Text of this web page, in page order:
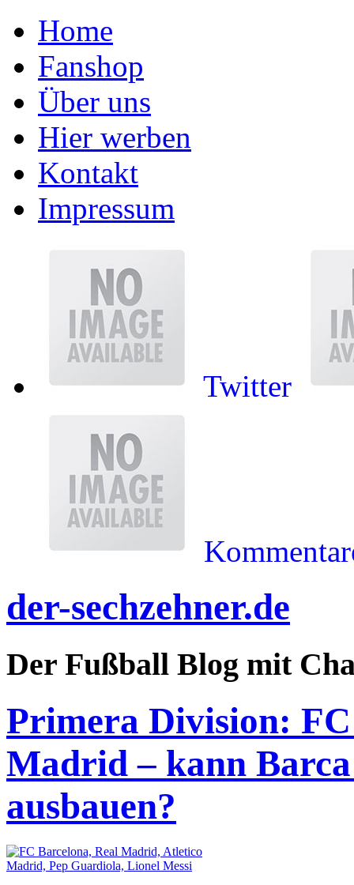
Home
Fanshop
Über uns
Hier werben
Kontakt
Impressum
Twitter
der-sechzehner.de
Der Fußball Blog mit
Primera Division:
Madrid – kann
ausbauen?